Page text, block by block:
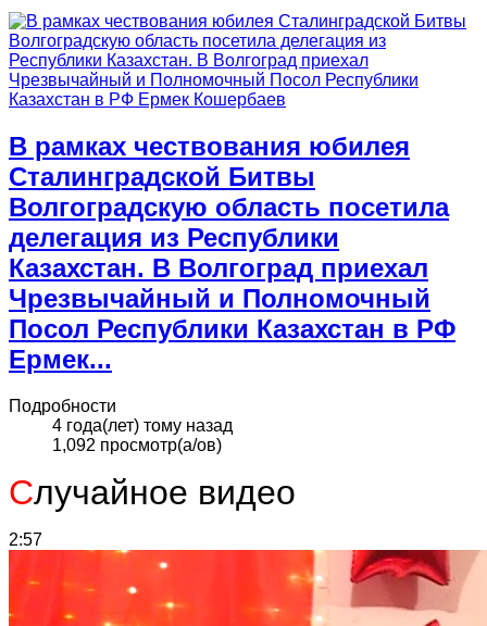
В рамках чествования юбилея
Сталинградской Битвы
Волгоградскую область посетила
делегация из Республики
Казахстан. В Волгоград приехал
Чрезвычайный и Полномочный
Посол Республики Казахстан в РФ
Ермек...
Подробности
4 года(лет) тому назад
1,092 просмотр(а/ов)
Случайное видео
2:57